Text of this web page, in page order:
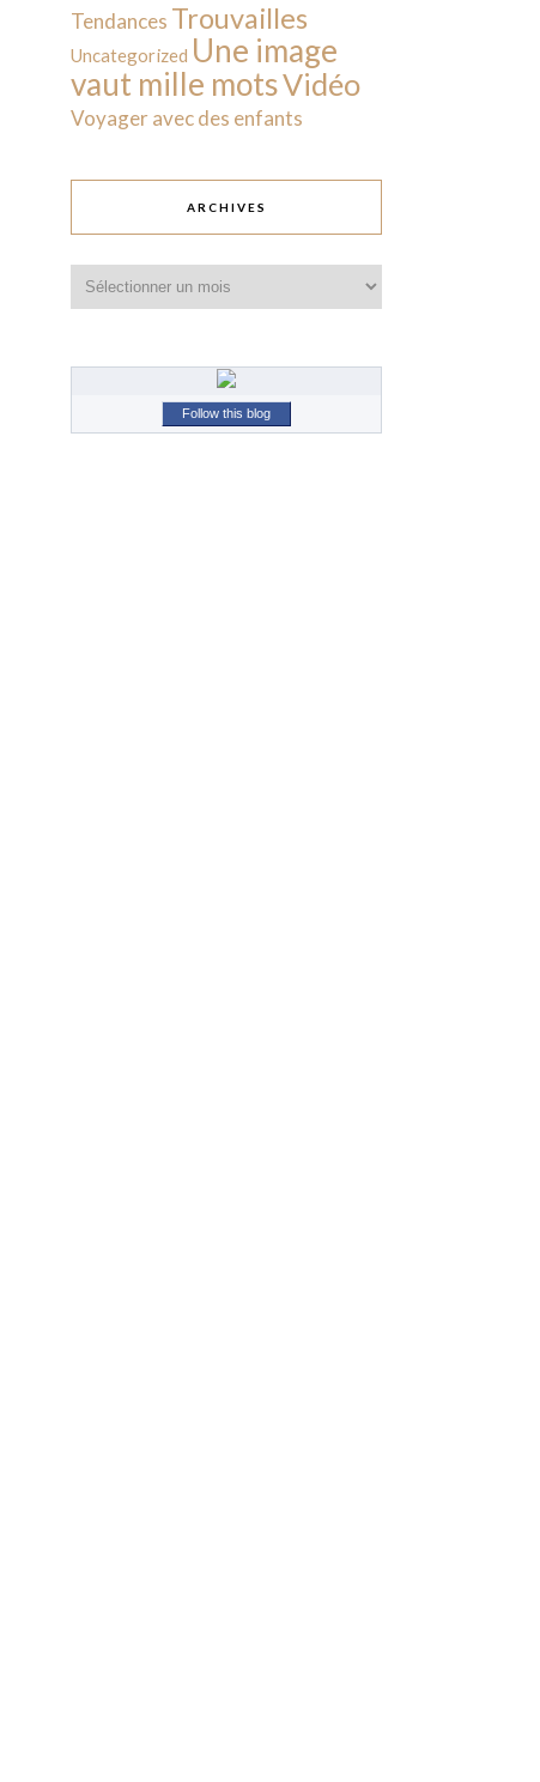
Tendances Trouvailles
Uncategorized Une image
vaut mille motsVidéo
Voyager avec des enfants
ARCHIVES
Follow this blog